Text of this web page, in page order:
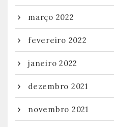
março 2022
fevereiro 2022
janeiro 2022
dezembro 2021
novembro 2021